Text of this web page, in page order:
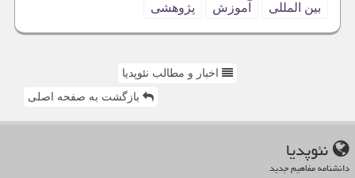
بین المللی
آموزش پژوهشی
اخبار و مطالب نئوپدیا
بازگشت به صفحه اصلی
نئوپدیا
دانشنامه مفاهیم جدید